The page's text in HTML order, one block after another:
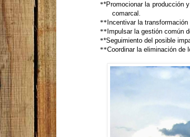
**Promocionar la producción
comarcal.
** Incentivar la
** Impulsar la gestión común
**Seguimiento del posible
**Coordinar la eliminación de